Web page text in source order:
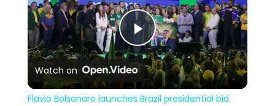
Play
Video
Watch on
Flavio Bolsonaro launches Brazil presidential bid